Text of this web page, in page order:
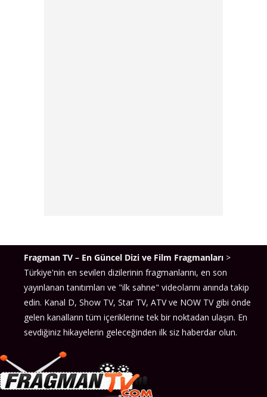
Fragman TV – En Güncel Dizi ve Film Fragmanları >
Türkiye'nin en sevilen dizilerinin fragmanlarını, en son
yayınlanan tanıtımları ve "ilk sahne" videolarını anında takip
edin. Kanal D, Show TV, Star TV, ATV ve NOW TV gibi önde
gelen kanalların tüm içeriklerine tek bir noktadan ulaşın. En
sevdiğiniz hikayelerin geleceğinden ilk siz haberdar olun.